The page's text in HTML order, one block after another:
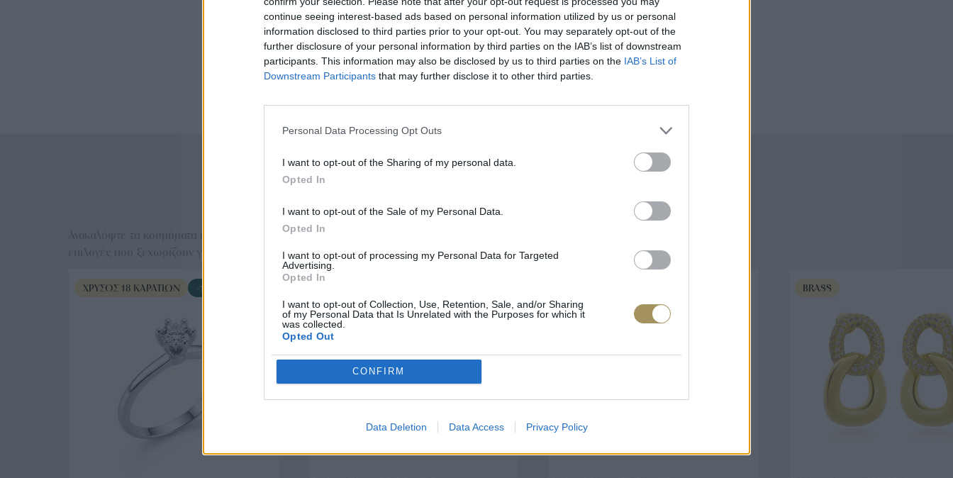
continue seeing interest-based ads based on personal information utilized by us or personal
information disclosed to third parties prior to your opt-out. You may separately opt-out of the
further disclosure of your personal information by third parties on the IAB’s list of downstream
participants. This information may also be disclosed by us to third parties on the IAB’s List of
Downstream Participants that may further disclose it to other third parties.
Personal Data Processing Opt Outs
I want to opt-out of the Sharing of my personal data.
Opted In
I want to opt-out of the Sale of my Personal Data.
Opted In
I want to opt-out of processing my Personal Data for Targeted
Advertising.
Opted In
I want to opt-out of Collection, Use, Retention, Sale, and/or Sharing
of my Personal Data that Is Unrelated with the Purposes for which it
was collected.
Opted Out
CONFIRM
Data Deletion Data Access Privacy Policy
Επιλογές Που Ταιριάζουν
Ανακαλύψτε τα κοσμήματα που αγαπήθηκαν περισσότερο! Εδώ θα βρείτε τις κορυφαίες
επιλογές που ξεχωρίζουν για το μοναδικό τους στυλ και την εξαιρετική τους ποιότητα.
ΧΡΥΣΌΣ 18 ΚΑΡΑΤΊΩΝ -10% BRASS